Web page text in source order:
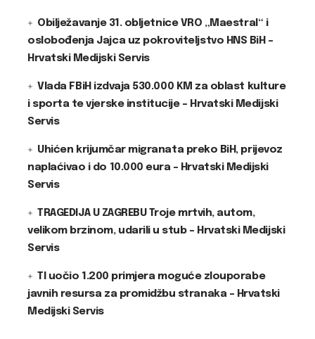
Obilježavanje 31. obljetnice VRO „Maestral“ i
oslobođenja Jajca uz pokroviteljstvo HNS BiH –
Hrvatski Medijski Servis
Vlada FBiH izdvaja 530.000 KM za oblast kulture
i sporta te vjerske institucije – Hrvatski Medijski
Servis
Uhićen krijumčar migranata preko BiH, prijevoz
naplaćivao i do 10.000 eura – Hrvatski Medijski
Servis
TRAGEDIJA U ZAGREBU Troje mrtvih, autom,
velikom brzinom, udarili u stub – Hrvatski Medijski
Servis
TI uočio 1.200 primjera moguće zlouporabe
javnih resursa za promidžbu stranaka – Hrvatski
Medijski Servis